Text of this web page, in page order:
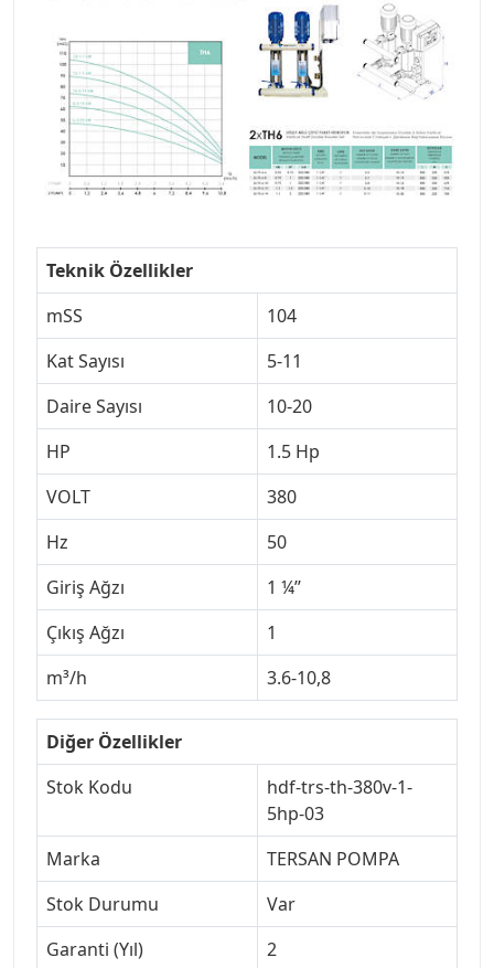
Teknik Özellikler
mSS
104
Kat Sayısı
5-11
Daire Sayısı
10-20
HP
1.5 Hp
VOLT
380
Hz
50
Giriş Ağzı
1 ¼’’
Çıkış Ağzı
1
m³/h
3.6-10,8
Diğer Özellikler
Stok Kodu
hdf-trs-th-380v-1-
5hp-03
Marka
TERSAN POMPA
Stok Durumu
Var
Garanti (Yıl)
2